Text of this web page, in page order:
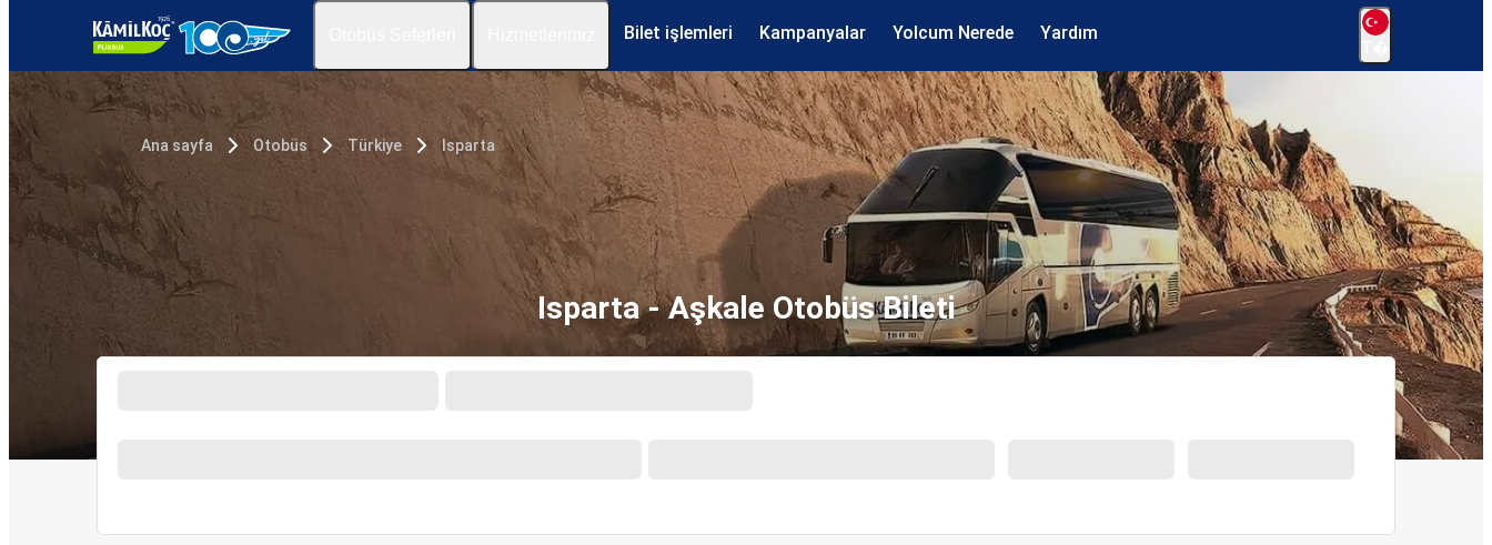
Bilet işlemleri Kampanyalar Yolcum Nerede Yardım
Ana sayfa Otobüs Türkiye Isparta
Isparta - Aşkale Otobüs Bileti